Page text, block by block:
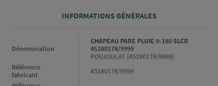
INFORMATIONS GÉNÉRALES
Dénomination
CHAPEAU PARE PLUIE 0-180 SLCD
45180178/9999
POUJOULAT [45180178/9999]
Référence
fabricant
45180178/9999